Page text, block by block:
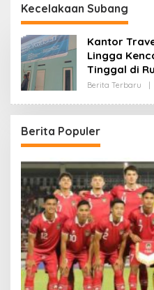
Kecelakaan Subang
Kantor
Lingga
Tinggal di
Berita Terbaru
Berita Populer